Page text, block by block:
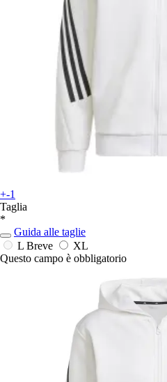
+-1
Taglia
*
Guida alle taglie
L Breve
XL
Questo campo è obbligatorio